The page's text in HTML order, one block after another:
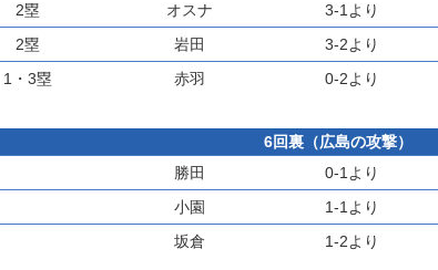
2塁 オスナ 3-1より
2塁 岩田 3-2より
1・3塁 赤羽 0-2より
6回裏（広島の攻撃）
勝田 0-1より
小園 1-1より
坂倉 1-2より